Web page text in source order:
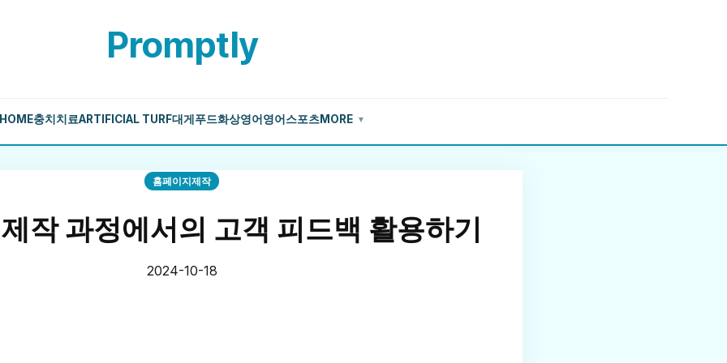
Promptly
충치치료ARTIFICIAL TURF대게 푸드화상영어 영어 스포츠MORE ▼
홈페이지제작
작 과정에서의 고객 피드백 활용하기
2024-10-18